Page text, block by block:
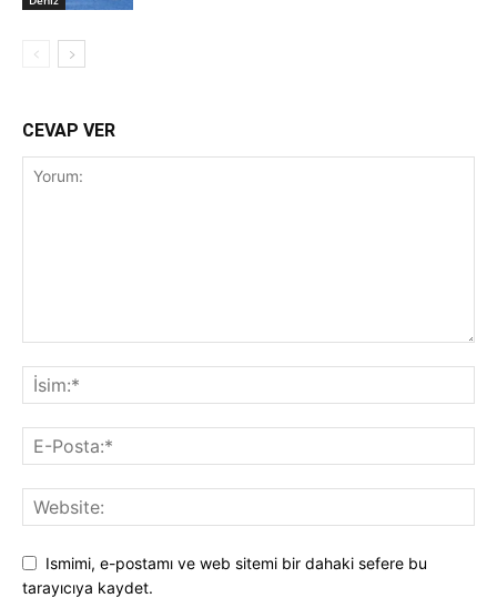
CEVAP VER
Ismimi, e-postamı ve web sitemi bir dahaki sefere bu
tarayıcıya kaydet.